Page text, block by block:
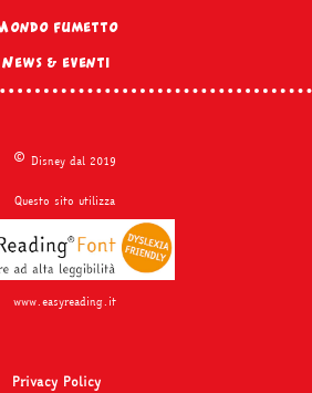
fumetto
News & eventi
© Disney dal 2019
Questo sito utilizza
www.easyreading.it
Privacy Policy